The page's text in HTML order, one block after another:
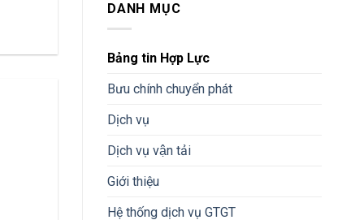
DANH MỤC
Bảng tin Hợp Lực
Bưu chính chuyển phát
Dịch vụ
Dịch vụ vận tải
Giới thiệu
Hệ thống dịch vụ GTGT